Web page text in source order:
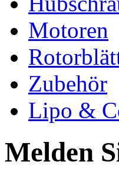
Motoren
Zubehör
Lipo &
Melden